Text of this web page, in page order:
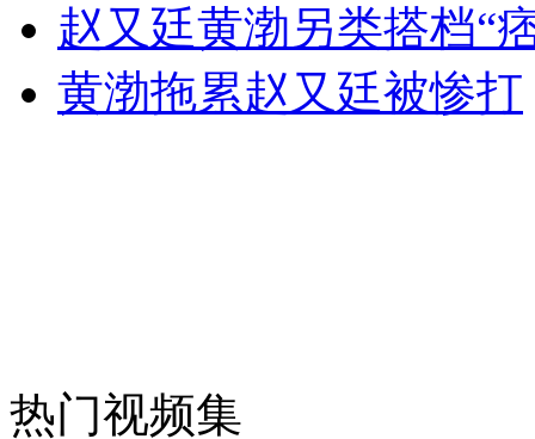
无痛分娩是否安全 医生回应
外交部：反对强权政治霸凌主义
赵又廷黄渤另类搭档“
黄渤拖累赵又廷被惨打
热门视频集